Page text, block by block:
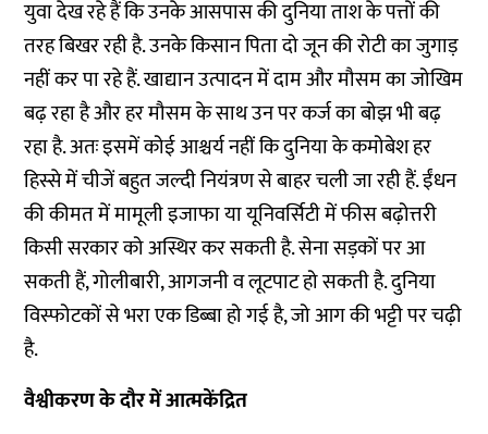
युवा देख रहे हैं कि उनके आसपास की दुनिया ताश के पत्तों की
तरह बिखर रही है. उनके किसान पिता दो जून की रोटी का जुगाड़
नहीं कर पा रहे हैं. खाद्यान उत्पादन में दाम और मौसम का जोखिम
बढ़ रहा है और हर मौसम के साथ उन पर कर्ज का बोझ भी बढ़
रहा है. अतः इसमें कोई आश्चर्य नहीं कि दुनिया के कमोबेश हर
हिस्से में चीजें बहुत जल्दी नियंत्रण से बाहर चली जा रही हैं. ईंधन
की कीमत में मामूली इजाफा या यूनिवर्सिटी में फीस बढ़ोत्तरी
किसी सरकार को अस्थिर कर सकती है. सेना सड़कों पर आ
सकती हैं, गोलीबारी, आगजनी व लूटपाट हो सकती है. दुनिया
विस्फोटकों से भरा एक डिब्बा हो गई है, जो आग की भट्टी पर चढ़ी
है.
वैश्वीकरण के दौर में आत्मकेंद्रित